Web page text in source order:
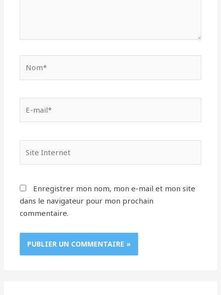
mail*
Internet
Enregistrer mon nom, mon e-mail et mon site
dans le navigateur pour mon prochain
commentaire.